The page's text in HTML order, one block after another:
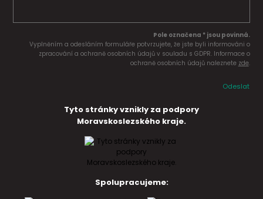
Pole označena * jsou povinná.
Vyplněním a odesláním formuláře potvrzujete, že jste byli informováni o
zpracování a ochraně osobních údajů v souladu s GDPR. Informace o
ochraně osobních údajů naleznete zde.
Odeslat
Tyto stránky vznikly za podpory
Moravskoslezského kraje.
Spolupracujeme: